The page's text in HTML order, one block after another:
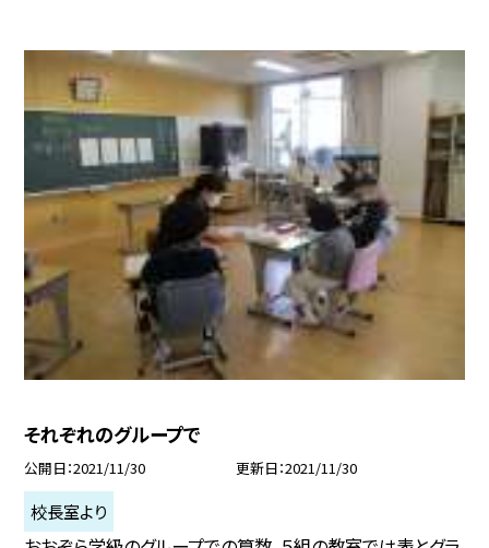
それぞれのグループで
公開日 2021/11/30 更新日 2021/11/30
校長室より